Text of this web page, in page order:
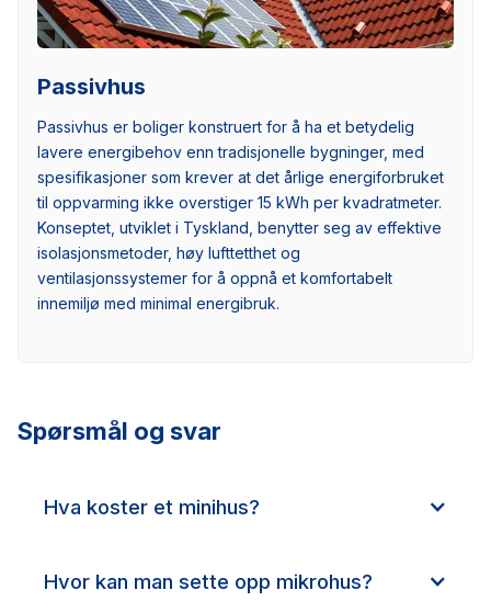
Passivhus
Passivhus er boliger konstruert for å ha et betydelig
lavere energibehov enn tradisjonelle bygninger, med
spesifikasjoner som krever at det årlige energiforbruket
til oppvarming ikke overstiger 15 kWh per kvadratmeter.
Konseptet, utviklet i Tyskland, benytter seg av effektive
isolasjonsmetoder, høy lufttetthet og
ventilasjonssystemer for å oppnå et komfortabelt
innemiljø med minimal energibruk.
Spørsmål og svar
Hva koster et minihus?
Hvor kan man sette opp mikrohus?